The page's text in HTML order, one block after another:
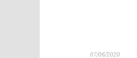
07/06/2020